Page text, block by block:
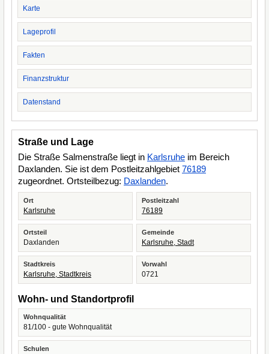
Karte
Lageprofil
Fakten
Finanzstruktur
Datenstand
Straße und Lage
Die Straße Salmenstraße liegt in Karlsruhe im Bereich
Daxlanden. Sie ist dem Postleitzahlgebiet 76189
zugeordnet. Ortsteilbezug: Daxlanden.
Ort
Karlsruhe
Postleitzahl
76189
Ortsteil
Daxlanden
Gemeinde
Karlsruhe, Stadt
Stadtkreis
Karlsruhe, Stadtkreis
Vorwahl
0721
Wohn- und Standortprofil
Wohnqualität
81/100 - gute Wohnqualität
Schulen